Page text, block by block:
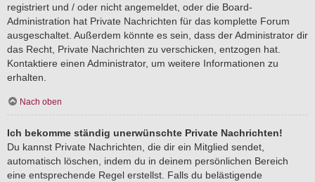
registriert und / oder nicht angemeldet, oder die Board-
Administration hat Private Nachrichten für das komplette Forum
ausgeschaltet. Außerdem könnte es sein, dass der Administrator dir
das Recht, Private Nachrichten zu verschicken, entzogen hat.
Kontaktiere einen Administrator, um weitere Informationen zu
erhalten.
Nach oben
Ich bekomme ständig unerwünschte Private Nachrichten!
Du kannst Private Nachrichten, die dir ein Mitglied sendet,
automatisch löschen, indem du in deinem persönlichen Bereich
eine entsprechende Regel erstellst. Falls du belästigende